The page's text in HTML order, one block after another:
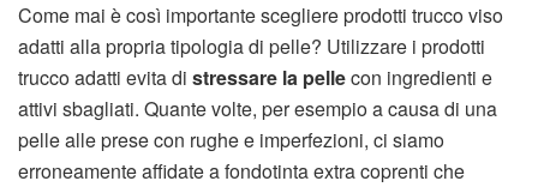
Come mai è così importante scegliere prodotti trucco viso
adatti alla propria tipologia di pelle? Utilizzare i prodotti
trucco adatti evita di stressare la pellecon ingredienti e
attivi sbagliati. Quante volte, per esempio a causa di una
pelle alle prese con rughe e imperfezioni, ci siamo
erroneamente affidate a fondotinta extra coprenti che